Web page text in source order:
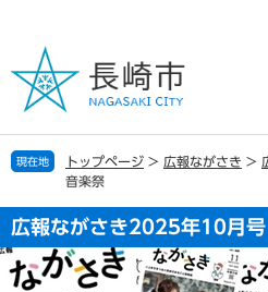
の
で
す
ー
ば
し
本
文
現在地 トップページ > 広報ながさき >
音楽祭
広報ながさき2025年10月号